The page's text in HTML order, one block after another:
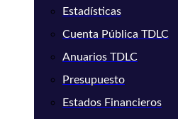
Estadísticas
Cuenta Pública TDLC
Anuarios TDLC
Presupuesto
Estados Financieros